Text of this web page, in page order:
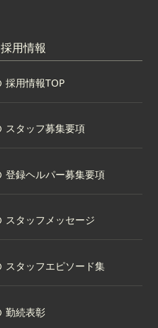
採用情報
採用情報TOP
スタッフ募集要項
登録ヘルパー募集要項
スタッフメッセージ
スタッフエピソード集
勤続表彰